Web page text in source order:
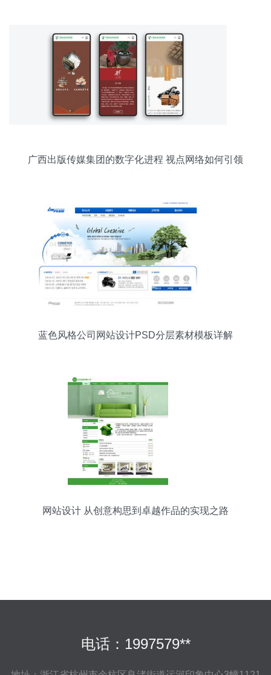
广西出版传媒集团的数字化进程 视点网络如何引领
蓝色风格公司网站设计PSD分层素材模板详解
网站设计 从创意构思到卓越作品的实现之路
电话：1997579**